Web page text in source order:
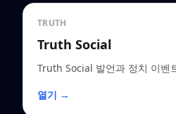
TRUTH
Truth Social
Truth Social 발언과 정치 이벤
열기 →